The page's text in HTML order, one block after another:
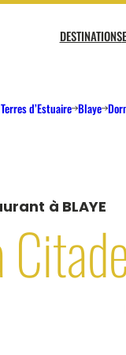
DESTINATIONS
d’Estuaire Blaye
à BLAYE